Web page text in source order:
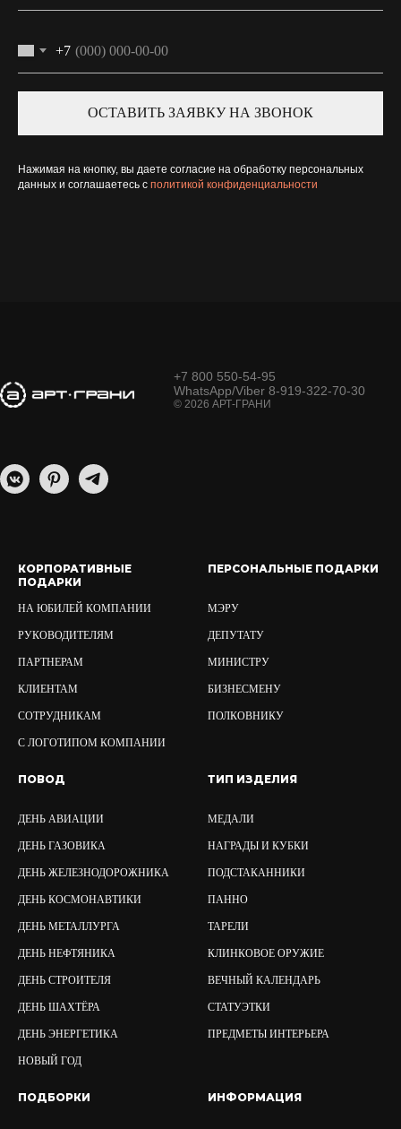
+7
ОСТАВИТЬ ЗАЯВКУ НА ЗВОНОК
Нажимая на кнопку, вы даете согласие на обработку персональных
данных и соглашаетесь c политикой конфиденциальности
+7 800 550-54-95
WhatsApp/Viber 8-919-322-70-30
© 2026 АРТ-ГРАНИ
КОРПОРАТИВНЫЕ
ПОДАРКИ
НА ЮБИЛЕЙ КОМПАНИИ
РУКОВОДИТЕЛЯМ
ПАРТНЕРАМ
КЛИЕНТАМ
СОТРУДНИКАМ
С ЛОГОТИПОМ КОМПАНИИ
ПЕРСОНАЛЬНЫЕ ПОДАРКИ
МЭРУ
ДЕПУТАТУ
МИНИСТРУ
БИЗНЕСМЕНУ
ПОЛКОВНИКУ
ПОВОД
ДЕНЬ АВИАЦИИ
ДЕНЬ ГАЗОВИКА
ДЕНЬ ЖЕЛЕЗНОДОРОЖНИКА
ДЕНЬ КОСМОНАВТИКИ
ДЕНЬ МЕТАЛЛУРГА
ДЕНЬ НЕФТЯНИКА
ДЕНЬ СТРОИТЕЛЯ
ДЕНЬ ШАХТЁРА
ДЕНЬ ЭНЕРГЕТИКА
НОВЫЙ ГОД
ТИП ИЗДЕЛИЯ
МЕДАЛИ
НАГРАДЫ И КУБКИ
ПОДСТАКАННИКИ
ПАННО
ТАРЕЛИ
КЛИНКОВОЕ ОРУЖИЕ
ВЕЧНЫЙ КАЛЕНДАРЬ
СТАТУЭТКИ
ПРЕДМЕТЫ ИНТЕРЬЕРА
ПОДБОРКИ ИНФОРМАЦИЯ